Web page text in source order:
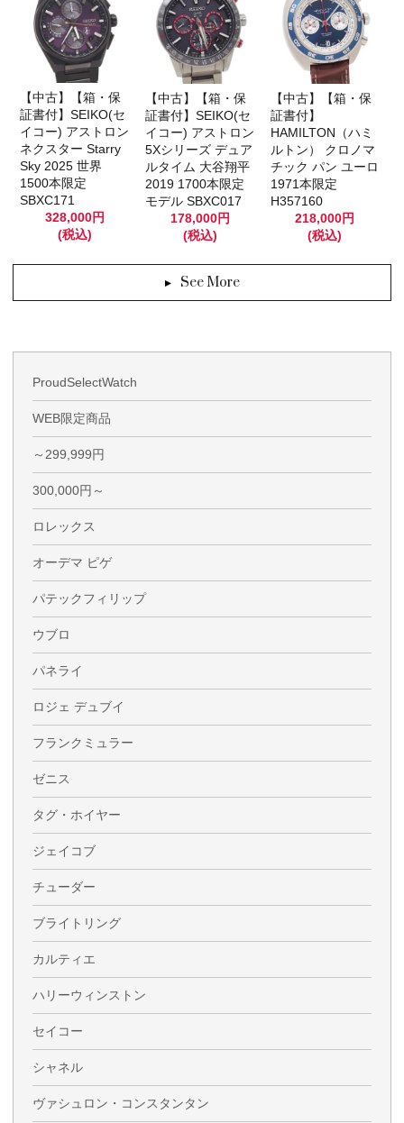
【中古】【箱・保
証書付】SEIKO(セ
イコー) アストロン
ネクスター Starry
Sky 2025 世界
1500本限定
SBXC171
328,000円
(税込)
【中古】【箱・保
証書付】SEIKO(セ
イコー) アストロン
5Xシリーズ デュア
ルタイム 大谷翔平
2019 1700本限定
モデル SBXC017
178,000円
(税込)
【中古】【箱・保
証書付】
HAMILTON（ハミ
ルトン） クロノマ
チック パン ユーロ
1971本限定
H357160
218,000円
(税込)
See More
ProudSelectWatch
WEB限定商品
～299,999円
300,000円～
ロレックス
オーデマ ピゲ
パテックフィリップ
ウブロ
パネライ
ロジェ デュブイ
フランクミュラー
ゼニス
タグ・ホイヤー
ジェイコブ
チューダー
ブライトリング
カルティエ
ハリーウィンストン
セイコー
シャネル
ヴァシュロン・コンスタンタン